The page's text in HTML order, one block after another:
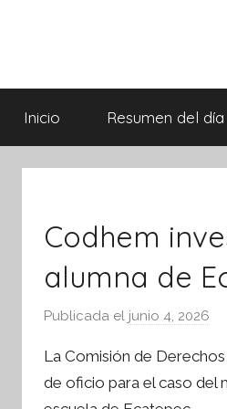
Informativa
Inicio Resumen del día
Codhem
alumna de
Publicada el junio 4, 2026
r
S
La Comisión de
de oficio para el caso del